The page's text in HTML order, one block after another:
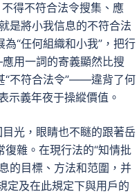
得不符合法令搜集、應
是將小我信息的不符合法
“任何組織和小我”，把行
用一詞的寄義顯然比搜
“不符合法令”——違背了何
示義年夜于操縱價值。
光，眼睛也不瞇的跟著岳
雜。在現行法的“知情批
的目標、方法和范圍，并
定及在此規定下與用戶的